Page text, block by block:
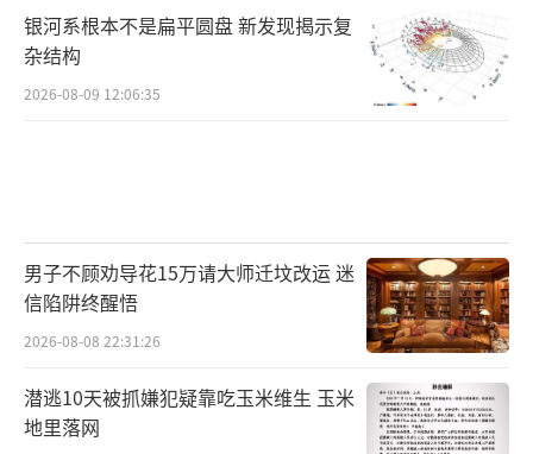
银河系根本不是扁平圆盘 新发现揭示复
杂结构
2026-08-09 12:06:35
男子不顾劝导花15万请大师迁坟改运 迷
信陷阱终醒悟
2026-08-08 22:31:26
潜逃10天被抓嫌犯疑靠吃玉米维生 玉米
地里落网